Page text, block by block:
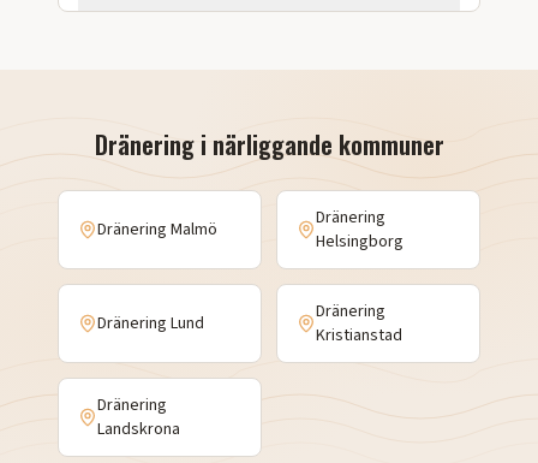
Dränering i närliggande kommuner
Dränering Malmö
Dränering
Helsingborg
Dränering Lund
Dränering
Kristianstad
Dränering
Landskrona